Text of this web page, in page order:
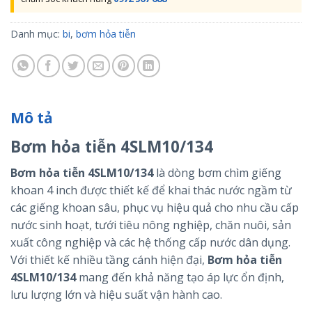
Danh mục: bi, bơm hỏa tiễn
Mô tả
Bơm hỏa tiễn 4SLM10/134
Bơm hỏa tiễn 4SLM10/134là dòng bơm chìm giếng
khoan 4 inch được thiết kế để khai thác nước ngầm từ
các giếng khoan sâu, phục vụ hiệu quả cho nhu cầu cấp
nước sinh hoạt, tưới tiêu nông nghiệp, chăn nuôi, sản
xuất công nghiệp và các hệ thống cấp nước dân dụng.
Với thiết kế nhiều tầng cánh hiện đại, Bơm hỏa tiễn
4SLM10/134mang đến khả năng tạo áp lực ổn định,
lưu lượng lớn và hiệu suất vận hành cao.